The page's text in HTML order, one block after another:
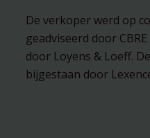
De verkoper werd op
geadviseerd door
door Loyens & Loeff.
bijgestaan door